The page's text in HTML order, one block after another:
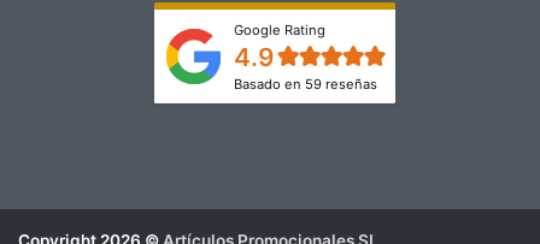
Google Rating
4.9
Basado en 59 reseñas
Copyright 2026 © Artículos Promocionales SL